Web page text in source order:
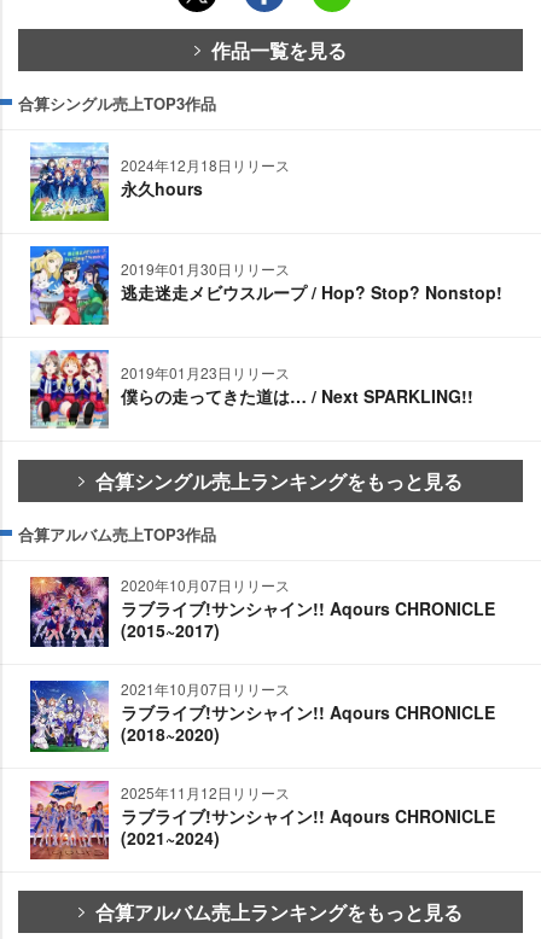
作品一覧を見る
合算シングル売上TOP3作品
2024年12月18日リリース
永久hours
2019年01月30日リリース
逃走迷走メビウスループ / Hop? Stop? Nonstop!
2019年01月23日リリース
僕らの走ってきた道は… / Next SPARKLING!!
合算シングル売上ランキングをもっと見る
合算アルバム売上TOP3作品
2020年10月07日リリース
ラブライブ!サンシャイン!! Aqours CHRONICLE
(2015~2017)
2021年10月07日リリース
ラブライブ!サンシャイン!! Aqours CHRONICLE
(2018~2020)
2025年11月12日リリース
ラブライブ!サンシャイン!! Aqours CHRONICLE
(2021~2024)
合算アルバム売上ランキングをもっと見る